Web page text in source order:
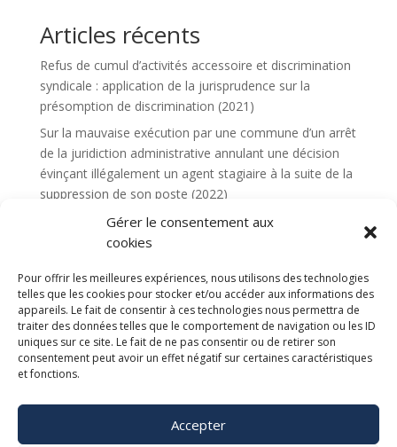
Gérer le consentement aux
cookies
Pour offrir les meilleures expériences, nous utilisons des technologies
telles que les cookies pour stocker et/ou accéder aux informations des
appareils. Le fait de consentir à ces technologies nous permettra de
traiter des données telles que le comportement de navigation ou les ID
uniques sur ce site. Le fait de ne pas consentir ou de retirer son
consentement peut avoir un effet négatif sur certaines caractéristiques
et fonctions.
Accepter
Articles récents
Refus de cumul d’activités accessoire et discrimination
syndicale : application de la jurisprudence sur la
présomption de discrimination (2021)
Sur la mauvaise exécution par une commune d’un arrêt
de la juridiction administrative annulant une décision
évinçant illégalement un agent stagiaire à la suite de la
suppression de son poste (2022)
Légalité des interdictions de manifestations contre les
violences policières eu égard au risque d’une atteinte
récent des émeutes urbaines et de la faible
disponibilité des forces de l’ordre pour assurer la
sécurisation de ces manifestations (2023)
Point sur l’admission exceptionnelle au séjour (2023)
Un fonctionnaire faisant l’objet d’une exclusion
la période d’exécution de cette sanction (2023)